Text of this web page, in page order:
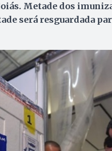
Metade dos
será resguardada